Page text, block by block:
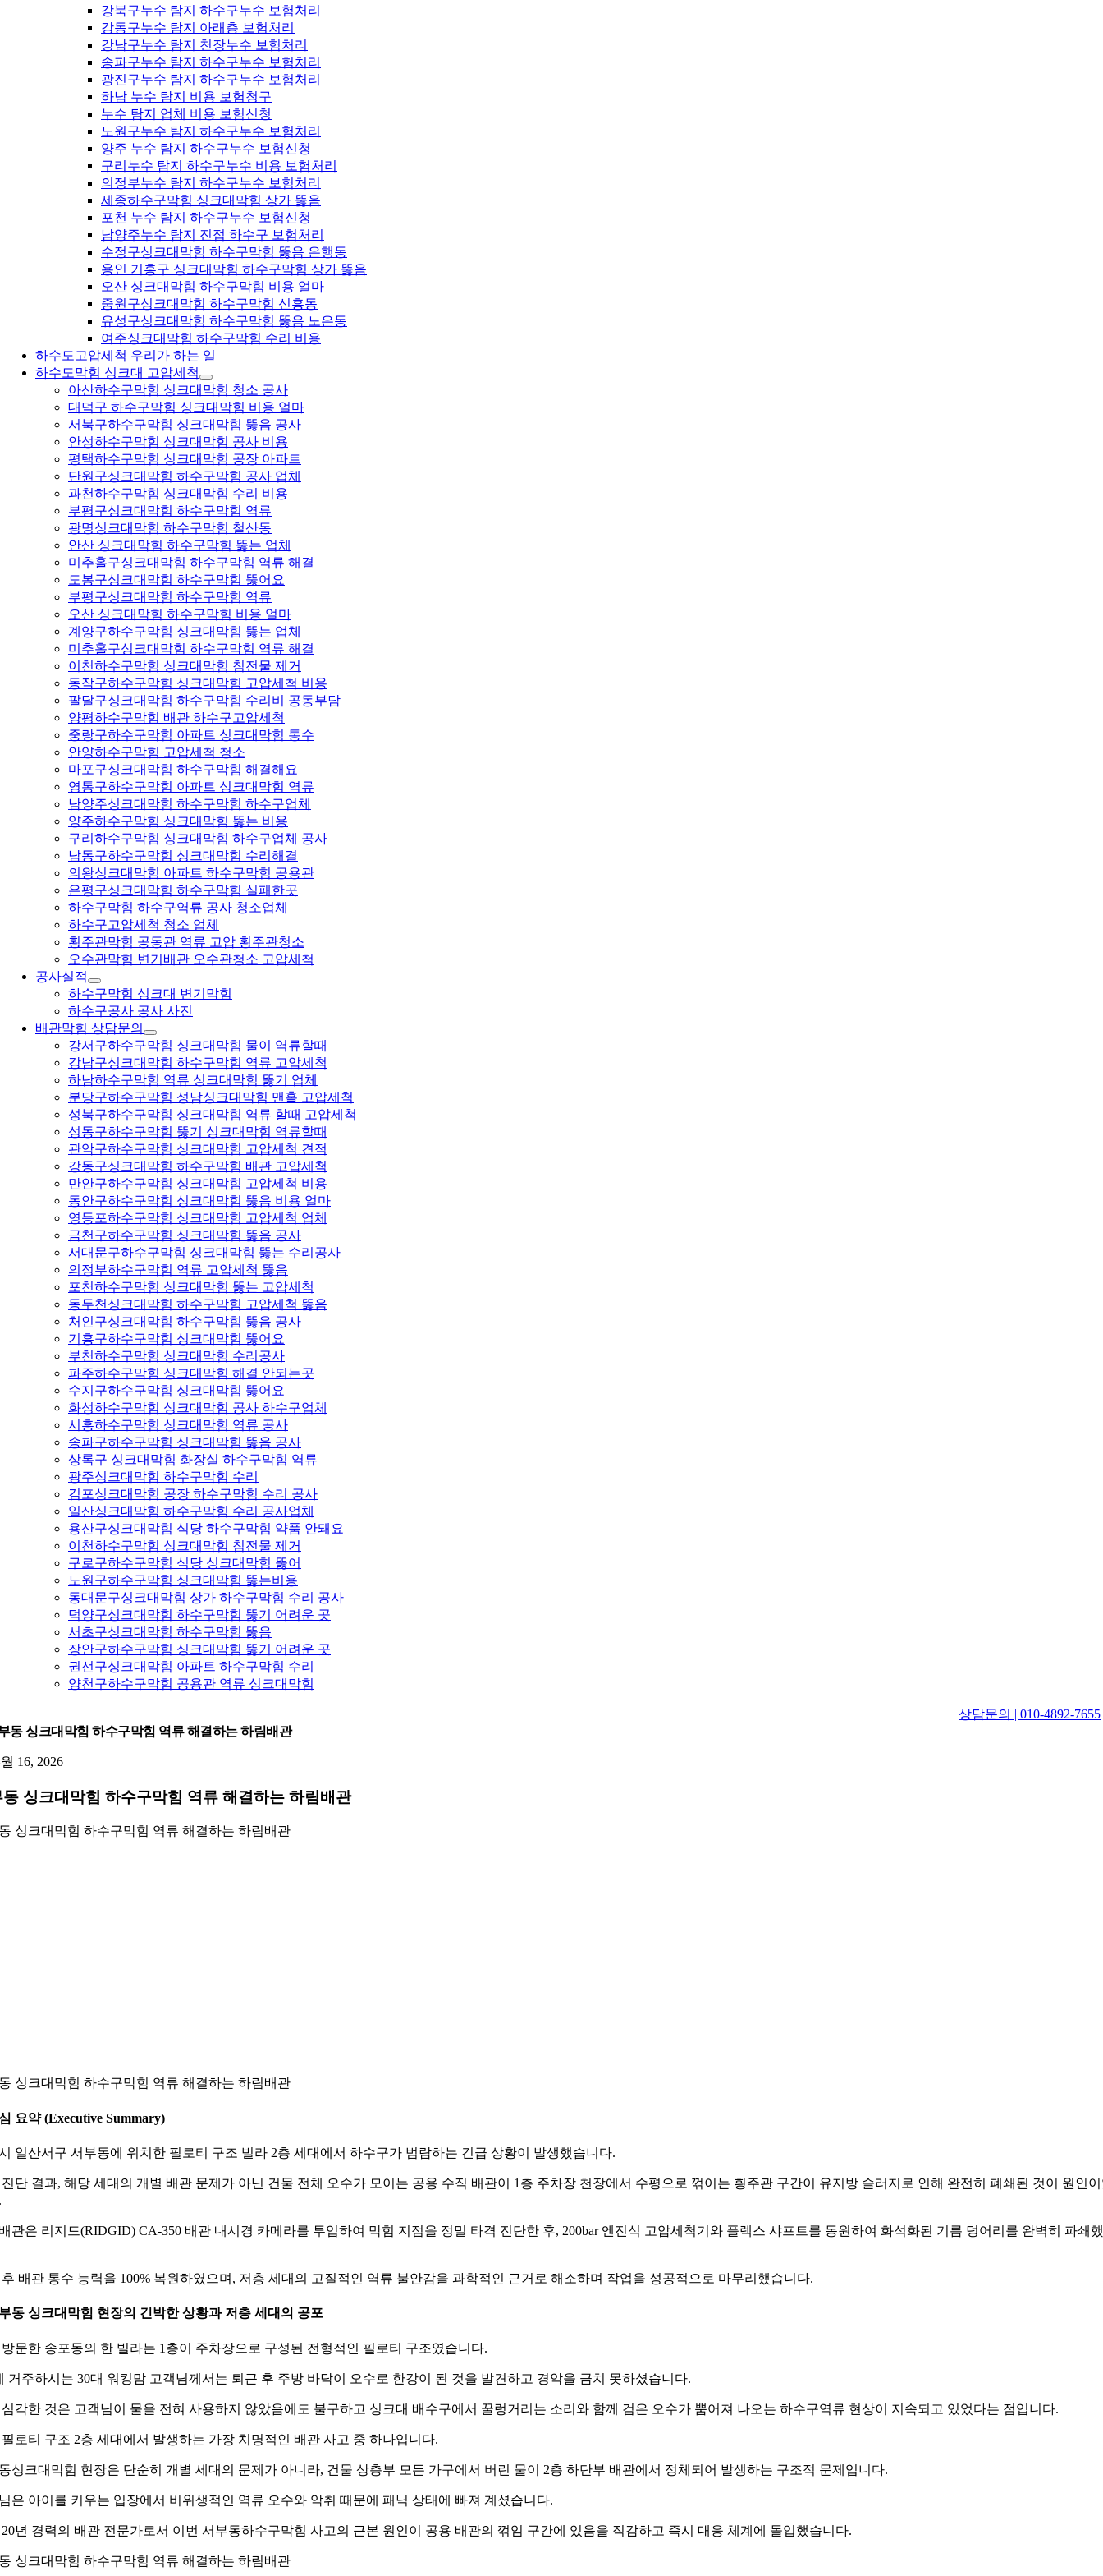
강북구누수 탐지 하수구누수 보험처리
강동구누수 탐지 아래층 보험처리
강남구누수 탐지 천장누수 보험처리
송파구누수 탐지 하수구누수 보험처리
광진구누수 탐지 하수구누수 보험처리
하남 누수 탐지 비용 보험청구
누수 탐지 업체 비용 보험신청
노원구누수 탐지 하수구누수 보험처리
양주 누수 탐지 하수구누수 보험신청
구리누수 탐지 하수구누수 비용 보험처리
의정부누수 탐지 하수구누수 보험처리
세종하수구막힘 싱크대막힘 상가 뚫음
포천 누수 탐지 하수구누수 보험신청
남양주누수 탐지 진접 하수구 보험처리
수정구싱크대막힘 하수구막힘 뚫음 은행동
용인 기흥구 싱크대막힘 하수구막힘 상가 뚫음
오산 싱크대막힘 하수구막힘 비용 얼마
중원구싱크대막힘 하수구막힘 신흥동
유성구싱크대막힘 하수구막힘 뚫음 노은동
여주싱크대막힘 하수구막힘 수리 비용
하수도고압세척 우리가 하는 일
하수도막힘 싱크대 고압세척
아산하수구막힘 싱크대막힘 청소 공사
대덕구 하수구막힘 싱크대막힘 비용 얼마
서북구하수구막힘 싱크대막힘 뚫음 공사
안성하수구막힘 싱크대막힘 공사 비용
평택하수구막힘 싱크대막힘 공장 아파트
단원구싱크대막힘 하수구막힘 공사 업체
과천하수구막힘 싱크대막힘 수리 비용
부평구싱크대막힘 하수구막힘 역류
광명싱크대막힘 하수구막힘 철산동
안산 싱크대막힘 하수구막힘 뚫는 업체
미추홀구싱크대막힘 하수구막힘 역류 해결
도봉구싱크대막힘 하수구막힘 뚫어요
부평구싱크대막힘 하수구막힘 역류
오산 싱크대막힘 하수구막힘 비용 얼마
계양구하수구막힘 싱크대막힘 뚫는 업체
미추홀구싱크대막힘 하수구막힘 역류 해결
이천하수구막힘 싱크대막힘 침전물 제거
동작구하수구막힘 싱크대막힘 고압세척 비용
팔달구싱크대막힘 하수구막힘 수리비 공동부담
양평하수구막힘 배관 하수구고압세척
중랑구하수구막힘 아파트 싱크대막힘 통수
안양하수구막힘 고압세척 청소
마포구싱크대막힘 하수구막힘 해결해요
영통구하수구막힘 아파트 싱크대막힘 역류
남양주싱크대막힘 하수구막힘 하수구업체
양주하수구막힘 싱크대막힘 뚫는 비용
구리하수구막힘 싱크대막힘 하수구업체 공사
남동구하수구막힘 싱크대막힘 수리해결
의왕싱크대막힘 아파트 하수구막힘 공용관
은평구싱크대막힘 하수구막힘 실패한곳
하수구막힘 하수구역류 공사 청소업체
하수구고압세척 청소 업체
횡주관막힘 공동관 역류 고압 횡주관청소
오수관막힘 변기배관 오수관청소 고압세척
공사실적
하수구막힘 싱크대 변기막힘
하수구공사 공사 사진
배관막힘 상담문의
강서구하수구막힘 싱크대막힘 물이 역류할때
강남구싱크대막힘 하수구막힘 역류 고압세척
하남하수구막힘 역류 싱크대막힘 뚫기 업체
분당구하수구막힘 성남싱크대막힘 맨홀 고압세척
성북구하수구막힘 싱크대막힘 역류 할때 고압세척
성동구하수구막힘 뚫기 싱크대막힘 역류할때
관악구하수구막힘 싱크대막힘 고압세척 견적
강동구싱크대막힘 하수구막힘 배관 고압세척
만안구하수구막힘 싱크대막힘 고압세척 비용
동안구하수구막힘 싱크대막힘 뚫음 비용 얼마
영등포하수구막힘 싱크대막힘 고압세척 업체
금천구하수구막힘 싱크대막힘 뚫음 공사
서대문구하수구막힘 싱크대막힘 뚫는 수리공사
의정부하수구막힘 역류 고압세척 뚫음
포천하수구막힘 싱크대막힘 뚫는 고압세척
동두천싱크대막힘 하수구막힘 고압세척 뚫음
처인구싱크대막힘 하수구막힘 뚫음 공사
기흥구하수구막힘 싱크대막힘 뚫어요
부천하수구막힘 싱크대막힘 수리공사
파주하수구막힘 싱크대막힘 해결 안되는곳
수지구하수구막힘 싱크대막힘 뚫어요
화성하수구막힘 싱크대막힘 공사 하수구업체
시흥하수구막힘 싱크대막힘 역류 공사
송파구하수구막힘 싱크대막힘 뚫음 공사
상록구 싱크대막힘 화장실 하수구막힘 역류
광주싱크대막힘 하수구막힘 수리
김포싱크대막힘 공장 하수구막힘 수리 공사
일산싱크대막힘 하수구막힘 수리 공사업체
용산구싱크대막힘 식당 하수구막힘 약품 안돼요
이천하수구막힘 싱크대막힘 침전물 제거
구로구하수구막힘 식당 싱크대막힘 뚫어
노원구하수구막힘 싱크대막힘 뚫는비용
동대문구싱크대막힘 상가 하수구막힘 수리 공사
덕양구싱크대막힘 하수구막힘 뚫기 어려운 곳
서초구싱크대막힘 하수구막힘 뚫음
장안구하수구막힘 싱크대막힘 뚫기 어려운 곳
권선구싱크대막힘 아파트 하수구막힘 수리
양천구하수구막힘 공용관 역류 싱크대막힘
상담문의 | 010-4892-7655
동 싱크대막힘 하수구막힘 역류 해결하는 하림배관
16, 2026
싱크대막힘 하수구막힘 역류 해결하는 하림배관
싱크대막힘 하수구막힘 역류 해결하는 하림배관
싱크대막힘 하수구막힘 역류 해결하는 하림배관
요약 (Executive Summary)
일산서구 서부동에 위치한 필로티 구조 빌라 2층 세대에서 하수구가 범람하는 긴급 상황이 발생했습니다.
단 결과, 해당 세대의 개별 배관 문제가 아닌 건물 전체 오수가 모이는 공용 수직 배관이 1층 주차장 천장에서 수평으로 꺾이는 횡주관 구간이 유지방 슬러지로 인해 완전히 폐쇄된 것이 원인
관은 리지드(RIDGID) CA-350 배관 내시경 카메라를 투입하여 막힘 지점을 정밀 타격 진단한 후, 200bar 엔진식 고압세척기와 플렉스 샤프트를 동원하여 화석화된 기름 덩어리를 완벽히 파쇄
배관 통수 능력을 100% 복원하였으며, 저층 세대의 고질적인 역류 불안감을 과학적인 근거로 해소하며 작업을 성공적으로 마무리했습니다.
동 싱크대막힘 현장의 긴박한 상황과 저층 세대의 공포
문한 송포동의 한 빌라는 1층이 주차장으로 구성된 전형적인 필로티 구조였습니다.
거주하시는 30대 워킹맘 고객님께서는 퇴근 후 주방 바닥이 오수로 한강이 된 것을 발견하고 경악을 금치 못하셨습니다.
각한 것은 고객님이 물을 전혀 사용하지 않았음에도 불구하고 싱크대 배수구에서 꿀렁거리는 소리와 함께 검은 오수가 뿜어져 나오는 하수구역류 현상이 지속되고 있었다는 점입니다.
로티 구조 2층 세대에서 발생하는 가장 치명적인 배관 사고 중 하나입니다.
싱크대막힘 현장은 단순히 개별 세대의 문제가 아니라, 건물 상층부 모든 가구에서 버린 물이 2층 하단부 배관에서 정체되어 발생하는 구조적 문제입니다.
은 아이를 키우는 입장에서 비위생적인 역류 오수와 악취 때문에 패닉 상태에 빠져 계셨습니다.
년 경력의 배관 전문가로서 이번 서부동하수구막힘 사고의 근본 원인이 공용 배관의 꺾임 구간에 있음을 직감하고 즉시 대응 체계에 돌입했습니다.
싱크대막힘 하수구막힘 역류 해결하는 하림배관